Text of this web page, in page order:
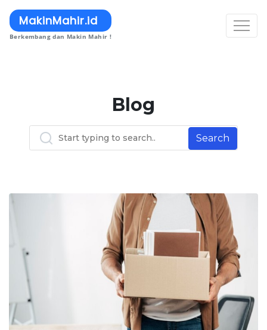
MakinMahir.id
Berkembang dan Makin Mahir !
Blog
Search